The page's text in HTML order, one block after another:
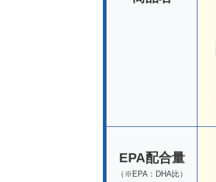
EPA配合量
（※EPA：DHA比）